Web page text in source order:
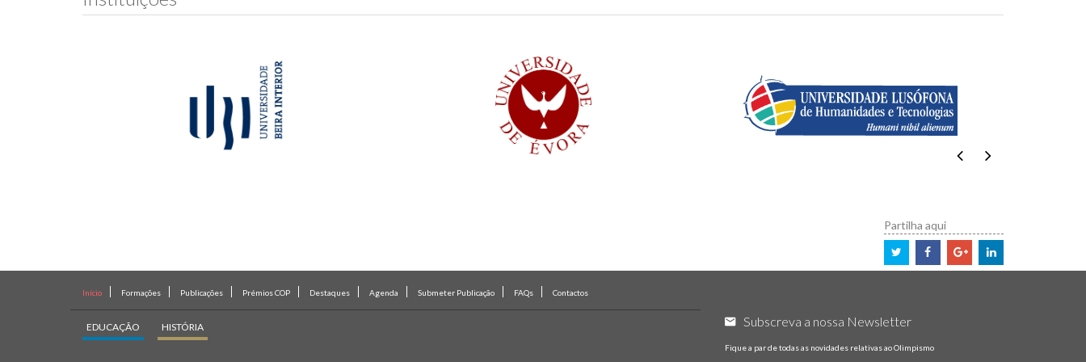
Partilha aqui
Início Formações Publicações Prémios COP Destaques Agenda Submeter Publicação FAQs Contactos
EDUCAÇÃO HISTÓRIA Subscreva a nossa Newsletter
Fique a par de todas as novidades relativas ao Olimpismo